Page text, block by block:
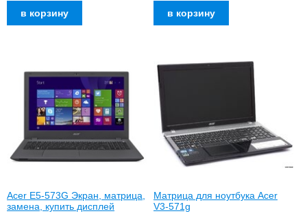
Acer E5-573G Экран, матрица,
замена, купить дисплей
Матрица для ноутбука Acer
V3-571g